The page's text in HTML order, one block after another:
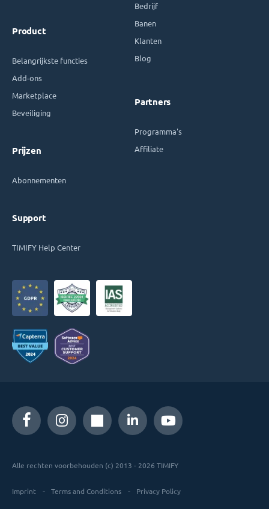
Product
Belangrijkste functies
Add-ons
Marketplace
Beveiliging
Prijzen
Abonnementen
Support
TIMIFY Help Center
Bedrijf
Banen
Klanten
Blog
Partners
Programma's
Affiliate
Alle rechten voorbehouden (c) 2013 - 2026 TIMIFY
Imprint Terms and Conditions Privacy Policy